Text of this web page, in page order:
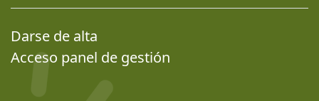
Darse de alta
Acceso panel de gestión